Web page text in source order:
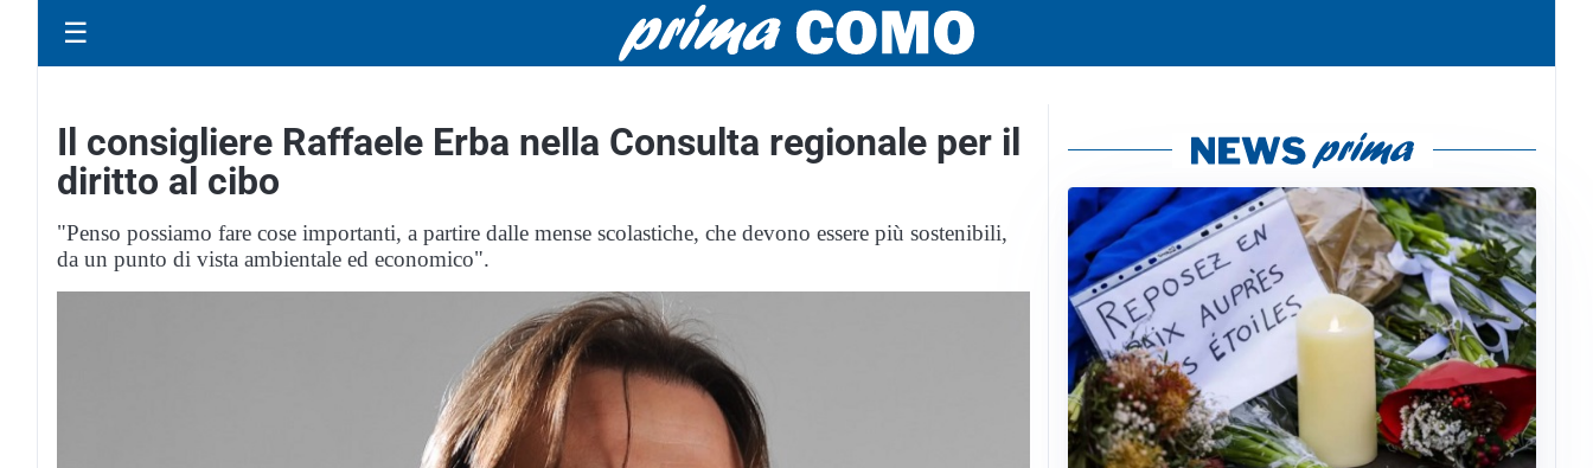
☰
Il consigliere Raffaele Erba nella Consulta regionale per il
diritto al cibo
"Penso possiamo fare cose importanti, a partire dalle mense scolastiche, che devono essere più sostenibili,
da un punto di vista ambientale ed economico".